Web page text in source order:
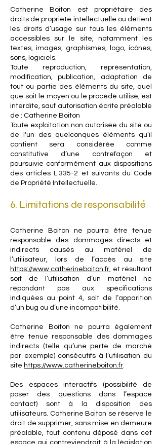
Catherine Boiton est propriétaire des
droits de propriété intellectuelle ou détient
les droits d’usage sur tous les éléments
accessibles sur le site, notamment les
textes, images, graphismes, logo, icônes,
sons, logiciels.
Toute reproduction, représentation,
modification, publication, adaptation de
tout ou partie des éléments du site, quel
que soit le moyen ou le procédé utilisé, est
interdite, sauf autorisation écrite préalable
de : Catherine Boiton
Toute exploitation non autorisée du site ou
de l'un des quelconques éléments qu’il
contient sera considérée comme
constitutive d’une contrefaçon et
poursuivie conformément aux dispositions
des articles L.335-2 et suivants du Code
de Propriété Intellectuelle.
6. Limitations de responsabilité
Catherine Boiton ne pourra être tenue
responsable des dommages directs et
indirects causés au matériel de
l’utilisateur, lors de l’accès au site
https://www.catherineboiton.fr, et résultant
soit de l’utilisation d’un matériel ne
répondant pas aux spécifications
indiquées au point 4, soit de l’apparition
d’un bug ou d’une incompatibilité.
Catherine Boiton ne pourra également
être tenue responsable des dommages
indirects (telle qu’une perte de marché
par exemple) consécutifs à l’utilisation du
site https://www.catherineboiton.fr.
Des espaces interactifs (possibilité de
poser des questions dans l’espace
contact) sont à la disposition des
utilisateurs. Catherine Boiton se réserve le
droit de supprimer, sans mise en demeure
préalable, tout contenu déposé dans cet
espace qui contreviendrait à la législation